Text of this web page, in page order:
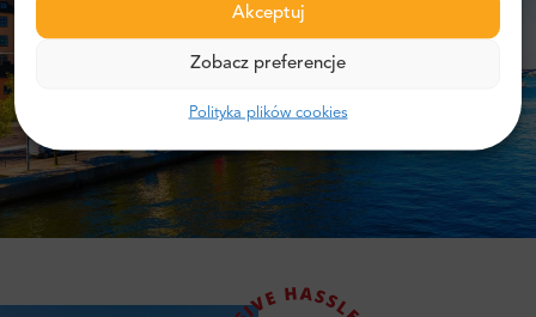
Akceptuj
Zobacz preferencje
Polityka plików cookies